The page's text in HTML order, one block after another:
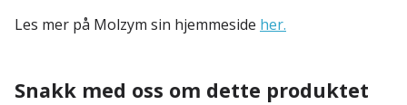
Les mer på Molzym sin hjemmeside her.
Snakk med oss om dette produktet